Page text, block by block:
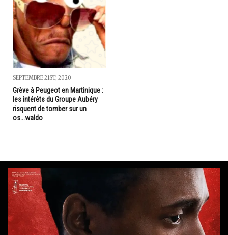
SEPTEMBRE 21ST, 2020
Grève à Peugeot en Martinique :
les intérêts du Groupe Aubéry
risquent de tomber sur un
os...waldo